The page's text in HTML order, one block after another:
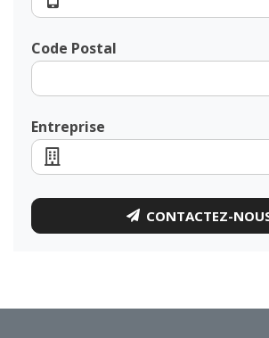
Code Postal
Entreprise
CONTACTEZ-